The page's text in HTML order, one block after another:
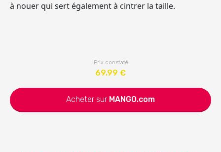
à nouer qui sert également à cintrer la taille.
Prix constaté
69.99 €
Acheter sur MANGO.com